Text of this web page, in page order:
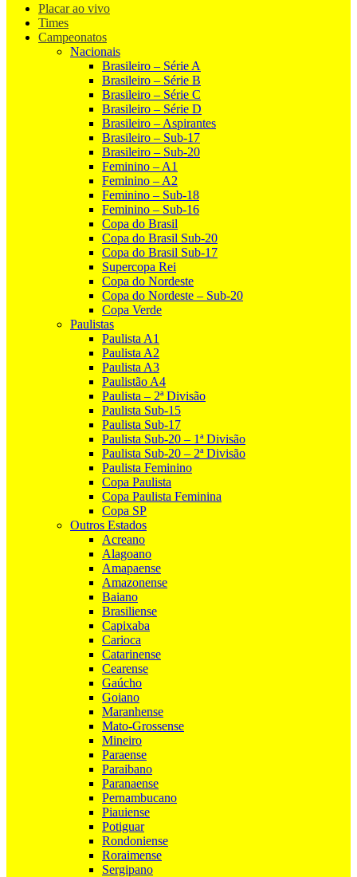
Placar ao vivo
Times
Campeonatos
Nacionais
Brasileiro – Série A
Brasileiro – Série B
Brasileiro – Série C
Brasileiro – Série D
Brasileiro – Aspirantes
Brasileiro – Sub-17
Brasileiro – Sub-20
Feminino – A1
Feminino – A2
Feminino – Sub-18
Feminino – Sub-16
Copa do Brasil
Copa do Brasil Sub-20
Copa do Brasil Sub-17
Supercopa Rei
Copa do Nordeste
Copa do Nordeste – Sub-20
Copa Verde
Paulistas
Paulista A1
Paulista A2
Paulista A3
Paulistão A4
Paulista – 2ª Divisão
Paulista Sub-15
Paulista Sub-17
Paulista Sub-20 – 1ª Divisão
Paulista Sub-20 – 2ª Divisão
Paulista Feminino
Copa Paulista
Copa Paulista Feminina
Copa SP
Outros Estados
Acreano
Alagoano
Amapaense
Amazonense
Baiano
Brasiliense
Capixaba
Carioca
Catarinense
Cearense
Gaúcho
Goiano
Maranhense
Mato-Grossense
Mineiro
Paraense
Paraibano
Paranaense
Pernambucano
Piauiense
Potiguar
Rondoniense
Roraimense
Sergipano